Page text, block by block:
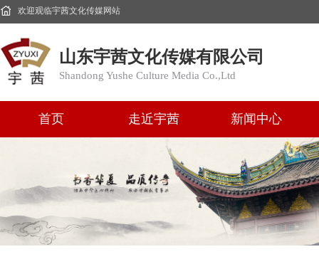
欢迎观临宇茜文化传媒网站
山东宇茜文化传媒有限公司
Shandong Yushe Culture Media Co.,Ltd
首页 走近宇茜 新闻中心